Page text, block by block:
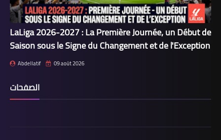
LaLiga 2026-2027 : La Première Journée, un Début de
Saison sous le Signe du Changement et de l'Exception
Abdellatif 09 août 2026
الصفحات